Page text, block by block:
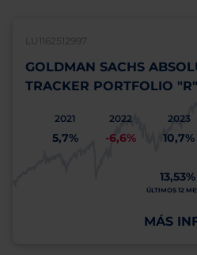
LU1162512997
GOLDMAN SACHS
TRACKER PORTFOLIO
2021
5,7%
2022
-6,6%
2023
10,7%
13,53%
ÚLTIMOS 12
MÁS